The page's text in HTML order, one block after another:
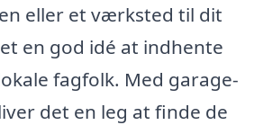
eller et værksted til dit
en god idé at indhente
fagfolk. Med garage-
det en leg at finde de